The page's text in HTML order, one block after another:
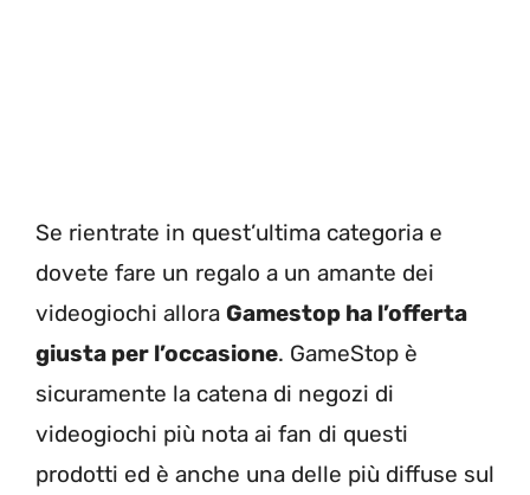
Se rientrate in quest’ultima categoria e
dovete fare un regalo a un amante dei
videogiochi allora Gamestop ha l’offerta
giusta per l’occasione. GameStop è
sicuramente la catena di negozi di
videogiochi più nota ai fan di questi
prodotti ed è anche una delle più diffuse sul